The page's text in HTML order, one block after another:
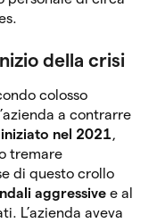
della crisi
colosso
a contrarre
nel 2021,
tremare
di questo crollo
aggressive e al
L’azienda aveva